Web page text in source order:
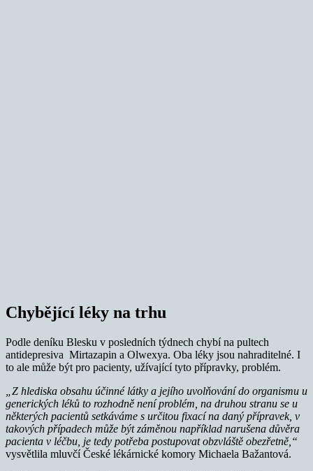
Chybějící léky na trhu
Podle deníku Blesku v posledních týdnech chybí na pultech
antidepresiva Mirtazapin a Olwexya. Oba léky jsou nahraditelné. I
to ale může být pro pacienty, užívající tyto přípravky, problém.
„Z hlediska obsahu účinné látky a jejího uvolňování do organismu u
generických léků to rozhodně není problém, na druhou stranu se u
některých pacientů setkáváme s určitou fixací na daný přípravek, v
takových případech může být záměnou například narušena důvěra
pacienta v léčbu, je tedy potřeba postupovat obzvláště obezřetně,“
vysvětlila mluvčí České lékárnické komory Michaela Bažantová.